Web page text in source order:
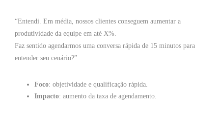
“Entendi. Em média, nossos clientes conseguem aumentar a
produtividade da equipe em até X%.
Faz sentido agendarmos uma conversa rápida de 15 minutos para
entender seu cenário?”
Foco: objetividade e qualificação rápida.
Impacto: aumento da taxa de agendamento.